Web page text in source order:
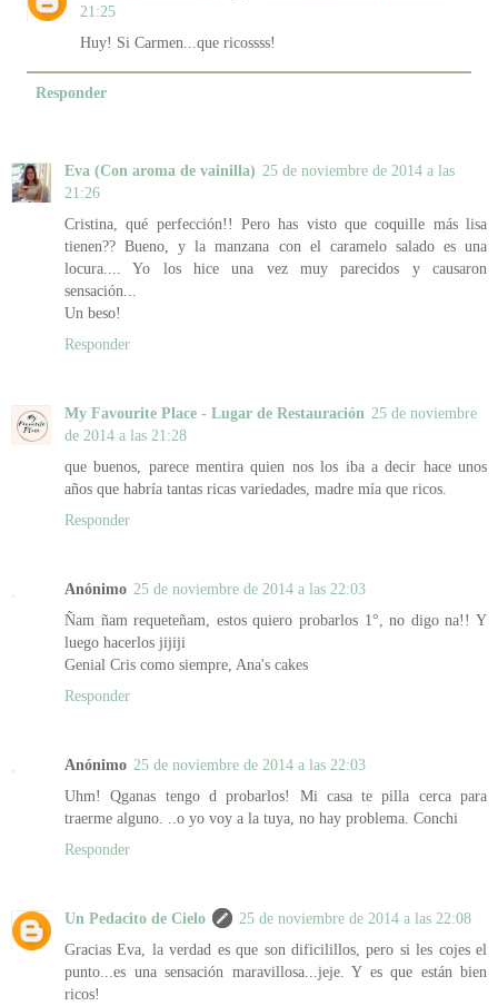
21:25
Huy! Si Carmen...que ricossss!
Responder
Eva (Con aroma de vainilla) 25 de noviembre de 2014 a las
21:26
Cristina, qué perfección!! Pero has visto que coquille más lisa
tienen?? Bueno, y la manzana con el caramelo salado es una
locura.... Yo los hice una vez muy parecidos y causaron
sensación...
Un beso!
Responder
My Favourite Place - Lugar de Restauración 25 de noviembre
de 2014 a las 21:28
que buenos, parece mentira quien nos los iba a decir hace unos
años que habría tantas ricas variedades, madre mía que ricos.
Responder
Anónimo 25 de noviembre de 2014 a las 22:03
Ñam ñam requeteñam, estos quiero probarlos 1°, no digo na!! Y
luego hacerlos jijiji
Genial Cris como siempre, Ana's cakes
Responder
Anónimo 25 de noviembre de 2014 a las 22:03
Uhm! Qganas tengo d probarlos! Mi casa te pilla cerca para
traerme alguno. ..o yo voy a la tuya, no hay problema. Conchi
Responder
Un Pedacito de Cielo
25 de noviembre de 2014 a las 22:08
Gracias Eva, la verdad es que son dificilillos, pero si les cojes el
punto...es una sensación maravillosa...jeje. Y es que están bien
ricos!